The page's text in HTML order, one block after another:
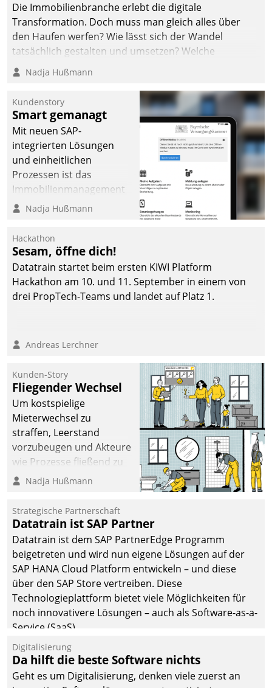
Die Immobilienbranche erlebt die digitale
Transformation. Doch muss man gleich alles über
den Haufen werfen? Wie lässt sich der Wandel
tatsächlich gestalten und umsetzen? Welche
Argumente zählen wirklich?
Nadja Hußmann
Kundenstory
Smart gemanagt
Mit neuen SAP-
integrierten Lösungen
und einheitlichen
Prozessen ist das
Immobilienmanagement
der Bayerischen
Ressort Kapitalanlage für
künftige Aufgaben und
Herausforderungen
gerüstet.
Nadja Hußmann
Hackathon
Sesam, öffne dich!
Datatrain startet beim ersten KIWI Platform
Hackathon am 10. und 11. September in einem von
drei PropTech-Teams und landet auf Platz 1.
Andreas Lerchner
Kunden-Story
Fliegender Wechsel
Um kostspielige
Mieterwechsel zu
straffen, Leerstand
vorzubeugen und Akteure
wie Prozesse fließend zu
vernetzen, nutzt die
Jahresbeginn eine
Überblick, Einsicht und
Eingriff bietende Lösung.
Zur Entwicklung setzte
man auf
Cloudtechnologie,
bewährte und Startup-
Partner sowie erstmals
agile Projektmethoden.
Nadja Hußmann
Strategische Partnerschaft
Datatrain ist SAP Partner
Datatrain ist dem SAP PartnerEdge Programm
beigetreten und wird nun eigene Lösungen auf der
SAP HANA Cloud Platform entwickeln – und diese
über den SAP Store vertreiben. Diese
Technologieplattform bietet viele Möglichkeiten für
noch innovativere Lösungen – auch als Software-as-a-
Service (SaaS).
Digitalisierung
Da hilft die beste Software nichts
Geht es um Digitalisierung, denken viele zuerst an